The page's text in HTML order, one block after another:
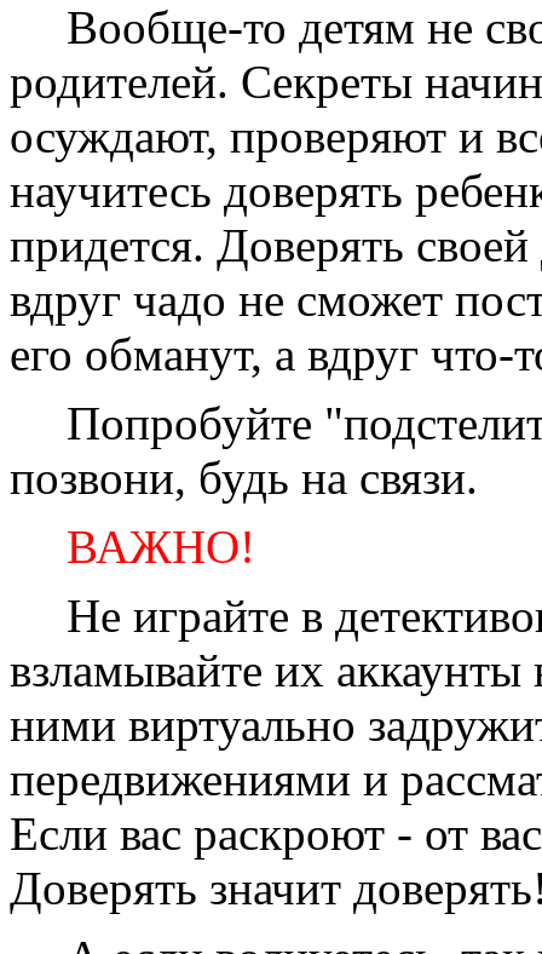
Вообще-то детям не
родителей. Секреты
осуждают, проверяют и
научитесь доверять
придется. Доверять
вдруг чадо не сможет
его обманут, а вдруг что-
Попробуйте
позвони, будь на связи.
ВАЖНО!
Не играйте в
взламывайте их аккаунты
ними виртуально
передвижениями и
Если вас раскроют - от
Доверять значит